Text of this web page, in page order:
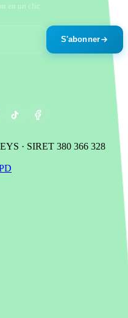
en un clic.
S'abonner
· SIRET 380 366 328